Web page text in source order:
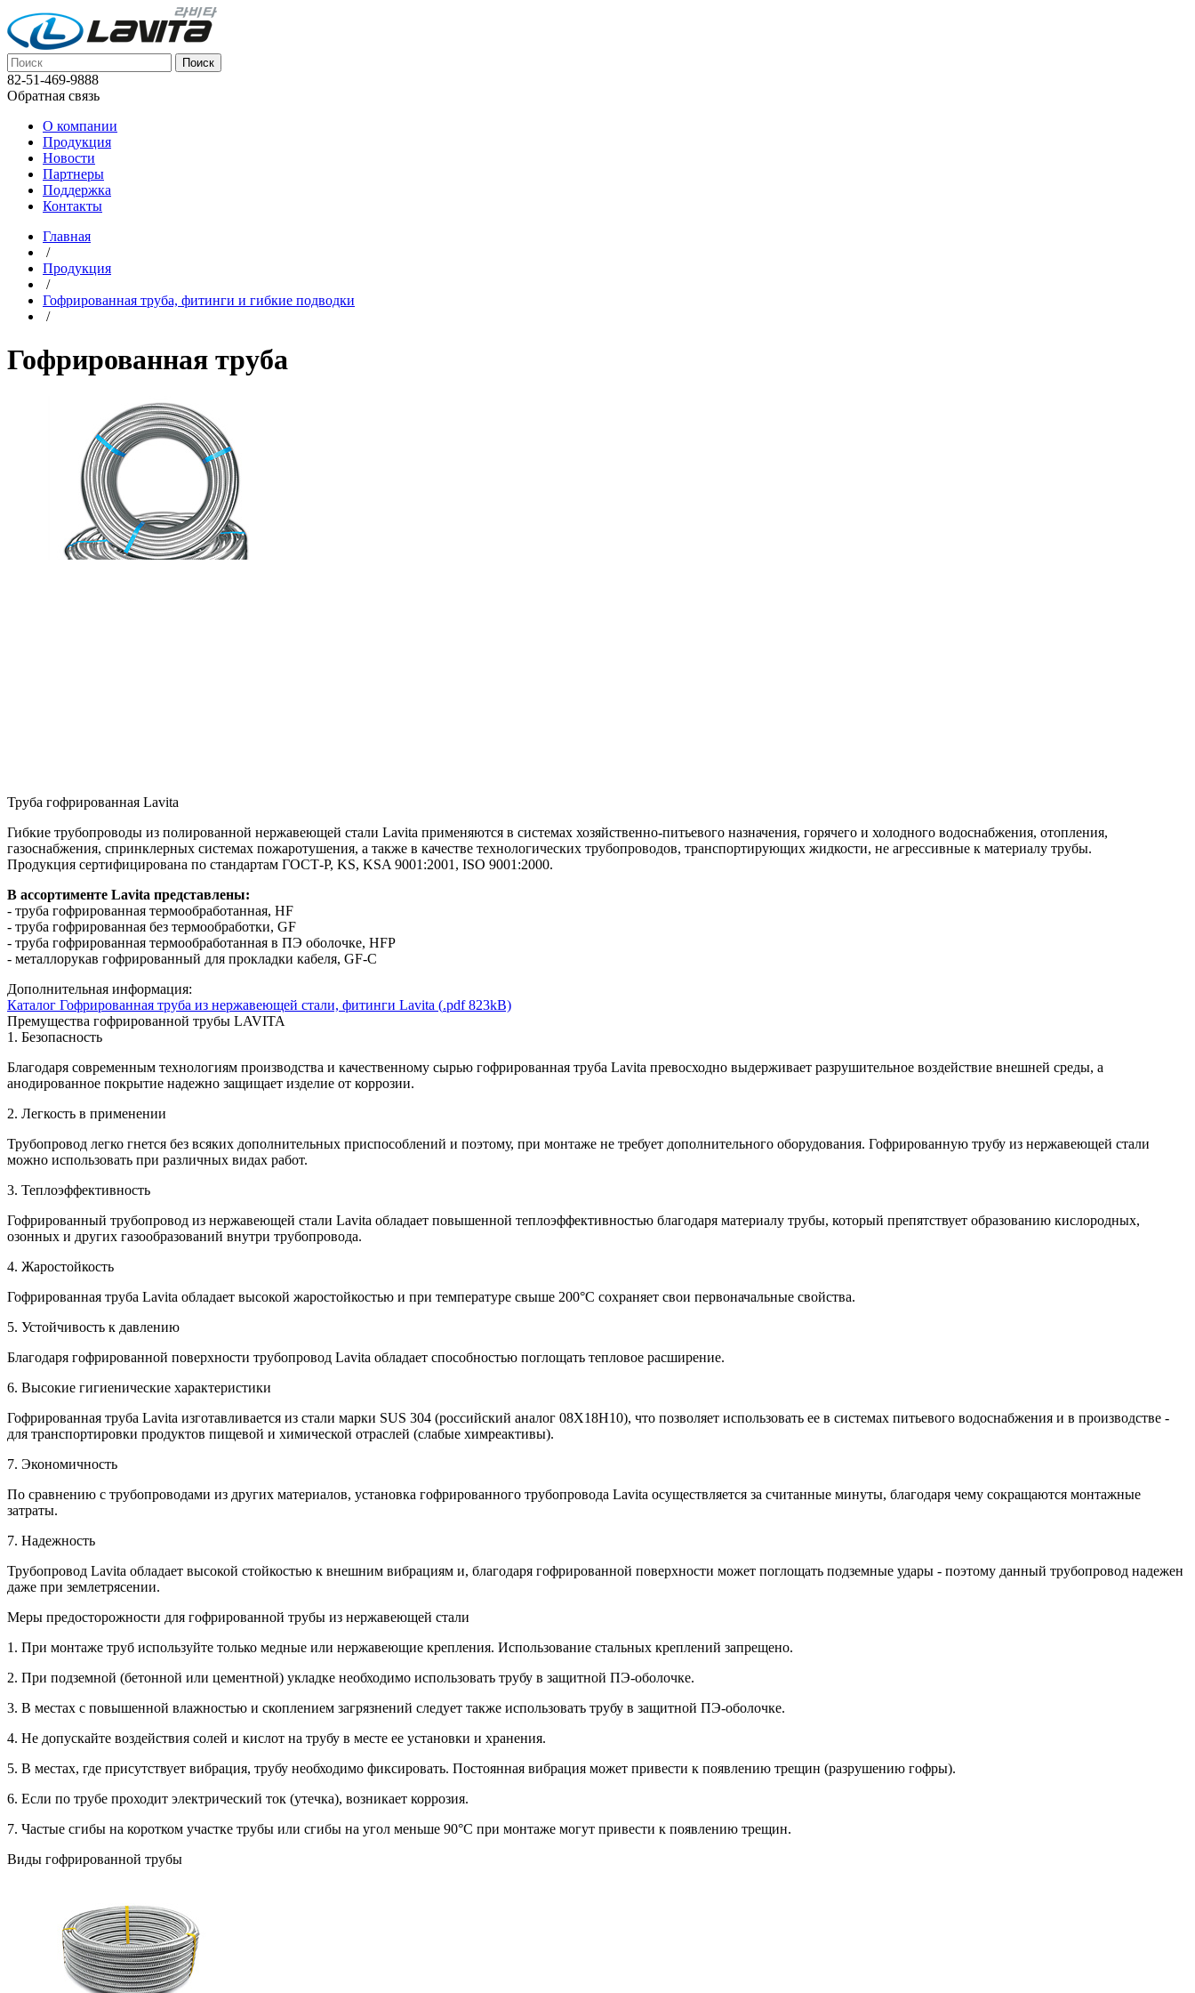
82-51-469-9888
Обратная связь
О компании
Продукция
Новости
Партнеры
Поддержка
Контакты
Главная
/
Продукция
/
Гофрированная труба, фитинги и гибкие подводки
/
Гофрированная труба
Труба гофрированная Lavita
Гибкие трубопроводы из полированной нержавеющей стали Lavita применяются в системах хозяйственно-питьевого назначения, горячего и холодного водоснабжения, отопления,
газоснабжения, спринклерных системах пожаротушения, а также в качестве технологических трубопроводов, транспортирующих жидкости, не агрессивные к материалу трубы.
Продукция сертифицирована по стандартам ГОСТ-Р, KS, KSA 9001:2001, ISO 9001:2000.
В ассортименте Lavita представлены:
- труба гофрированная термообработанная, HF
- труба гофрированная без термообработки, GF
- труба гофрированная термообработанная в ПЭ оболочке, HFP
- металлорукав гофрированный для прокладки кабеля, GF-C
Дополнительная информация:
Каталог Гофрированная труба из нержавеющей стали, фитинги Lavita (.pdf823kB)
Премущества гофрированной трубы LAVITA
1. Безопасность
Благодаря современным технологиям производства и качественному сырью гофрированная труба Lavita превосходно выдерживает разрушительное воздействие внешней среды, а
анодированное покрытие надежно защищает изделие от коррозии.
2. Легкость в применении
Трубопровод легко гнется без всяких дополнительных приспособлений и поэтому, при монтаже не требует дополнительного оборудования. Гофрированную трубу из нержавеющей стали
можно использовать при различных видах работ.
3. Теплоэффективность
Гофрированный трубопровод из нержавеющей стали Lavita обладает повышенной теплоэффективностью благодаря материалу трубы, который препятствует образованию кислородных,
озонных и других газообразований внутри трубопровода.
4. Жаростойкость
Гофрированная труба Lavita обладает высокой жаростойкостью и при температуре свыше 200°С сохраняет свои первоначальные свойства.
5. Устойчивость к давлению
Благодаря гофрированной поверхности трубопровод Lavita обладает способностью поглощать тепловое расширение.
6. Высокие гигиенические характеристики
Гофрированная труба Lavita изготавливается из стали марки SUS 304 (российский аналог 08Х18Н10), что позволяет использовать ее в системах питьевого водоснабжения и в производстве -
для транспортировки продуктов пищевой и химической отраслей (слабые химреактивы).
7. Экономичность
По сравнению с трубопроводами из других материалов, установка гофрированного трубопровода Lavita осуществляется за считанные минуты, благодаря чему сокращаются монтажные
затраты.
7. Надежность
Трубопровод Lavita обладает высокой стойкостью к внешним вибрациям и, благодаря гофрированной поверхности может поглощать подземные удары - поэтому данный трубопровод надежен
даже при землетрясении.
Меры предосторожности для гофрированной трубы из нержавеющей стали
1. При монтаже труб используйте только медные или нержавеющие крепления. Использование стальных креплений запрещено.
2. При подземной (бетонной или цементной) укладке необходимо использовать трубу в защитной ПЭ-оболочке.
3. В местах с повышенной влажностью и скоплением загрязнений следует также использовать трубу в защитной ПЭ-оболочке.
4. Не допускайте воздействия солей и кислот на трубу в месте ее установки и хранения.
5. В местах, где присутствует вибрация, трубу необходимо фиксировать. Постоянная вибрация может привести к появлению трещин (разрушению гофры).
6. Если по трубе проходит электрический ток (утечка), возникает коррозия.
7. Частые сгибы на коротком участке трубы или сгибы на угол меньше 90°С при монтаже могут привести к появлению трещин.
Виды гофрированной трубы